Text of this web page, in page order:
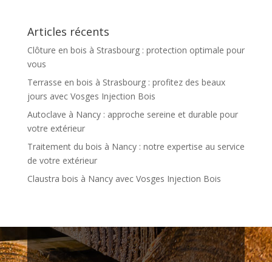
Articles récents
Clôture en bois à Strasbourg : protection optimale pour
vous
Terrasse en bois à Strasbourg : profitez des beaux
jours avec Vosges Injection Bois
Autoclave à Nancy : approche sereine et durable pour
votre extérieur
Traitement du bois à Nancy : notre expertise au service
de votre extérieur
Claustra bois à Nancy avec Vosges Injection Bois